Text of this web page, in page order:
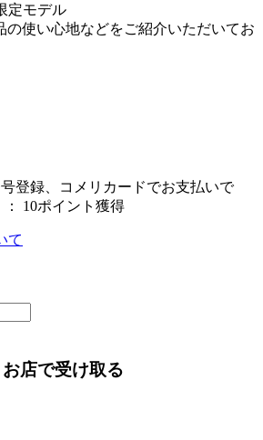
定モデル
の使い心地などをご紹介いただいてお
登録、コメリカードでお支払いで
10ポイント獲得
て
お店で受け取る